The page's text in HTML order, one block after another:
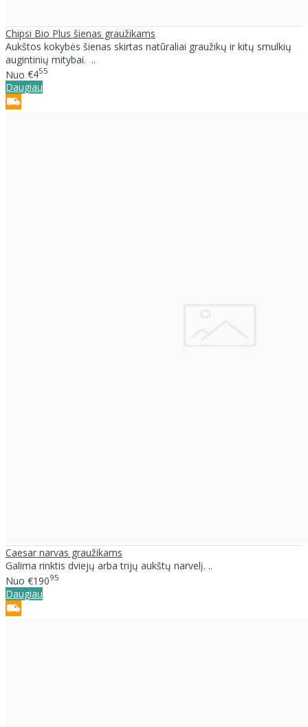
Chipsi Bio Plus šienas graužikams
Aukštos kokybės šienas skirtas natūraliai graužikų ir kitų smulkių
augintinių mitybai. ..
Nuo €455
Daugiau
Caesar narvas graužikams
Galima rinktis dviejų arba trijų aukštų narvelį. ..
Nuo €19095
Daugiau